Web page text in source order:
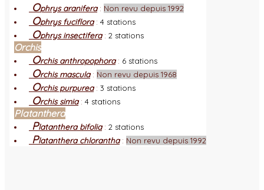
Ophrys aranifera: Non revu depuis 1992
Ophrys fuciflora: 4 stations
Ophrys insectifera: 2 stations
Orchis
Orchis anthropophora: 6 stations
Orchis mascula: Non revu depuis 1968
Orchis purpurea: 3 stations
Orchis simia: 4 stations
Platanthera
Platanthera bifolia: 2 stations
Platanthera chlorantha: Non revu depuis 1992